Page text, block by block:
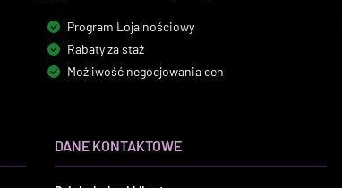
Program Lojalnościowy
Rabaty za staż
Możliwość negocjowania cen
DANE KONTAKTOWE